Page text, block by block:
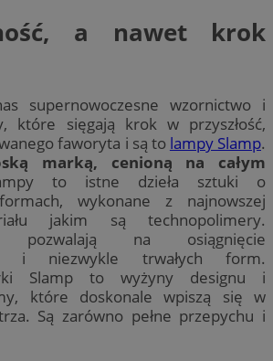
a nawet krok
supernowoczesne wzornictwo i
które sięgają krok w przyszłość,
faworyta i są to lampy Slamp.
marką, cenioną na całym
to istne dzieła sztuki o
wykonane z najnowszej
jakim są technopolimery.
pozwalają na osiągnięcie
i niezwykle trwałych form.
Slamp to wyżyny designu i
które doskonale wpiszą się w
Są zarówno pełne przepychu i